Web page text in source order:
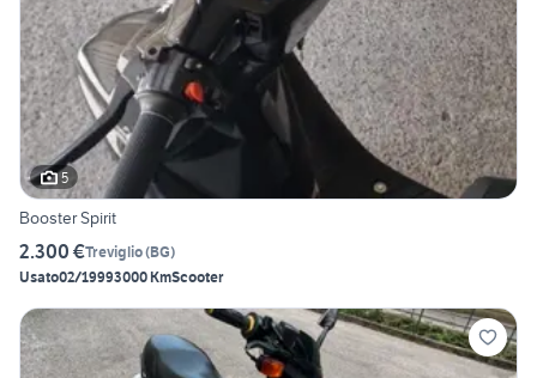
5
Booster Spirit
2.300 €Treviglio(BG)
Usato02/19993000 KmScooter